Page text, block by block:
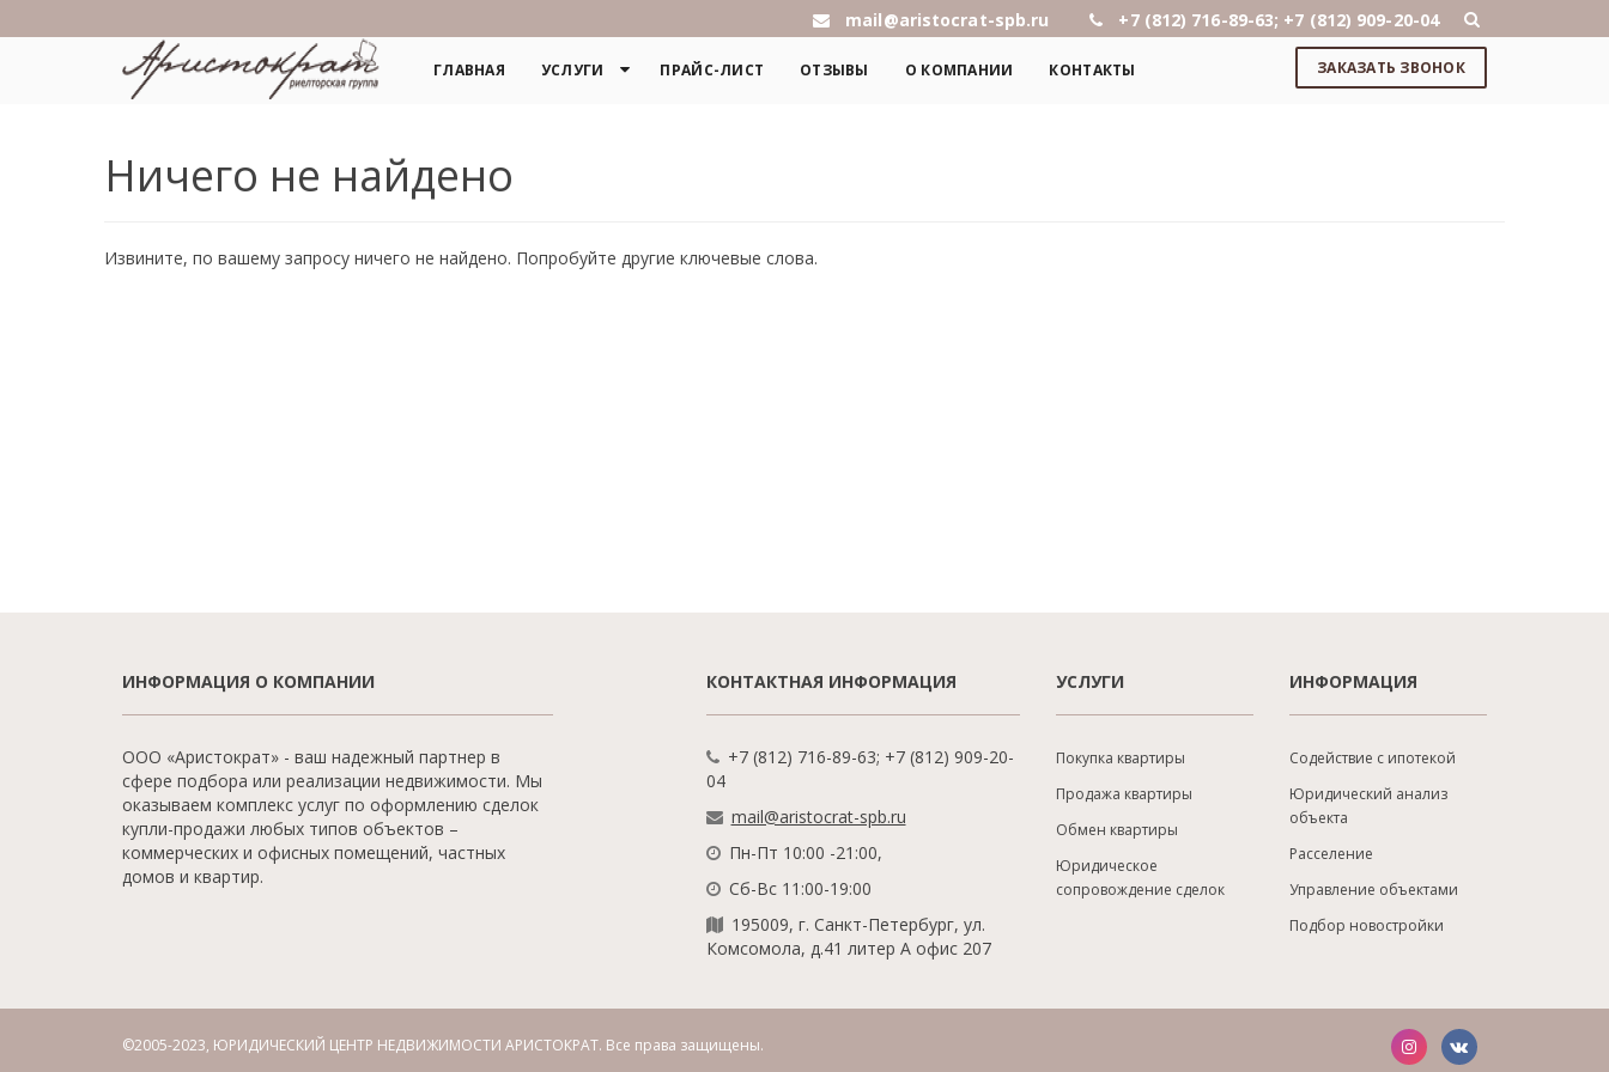
mail@aristocrat-spb.ru +7 (812) 716-89-63; +7 (812) 909-20-04
ГЛАВНАЯ УСЛУГИ ПРАЙС-ЛИСТ ОТЗЫВЫ О КОМПАНИИ КОНТАКТЫ ЗАКАЗАТЬ ЗВОНОК
Ничего не найдено
Извините, по вашему запросу ничего не найдено. Попробуйте другие ключевые слова.
ИНФОРМАЦИЯ О КОМПАНИИ
ООО «Аристократ» - ваш надежный партнер в
сфере подбора или реализации недвижимости. Мы
оказываем комплекс услуг по оформлению сделок
купли-продажи любых типов объектов –
коммерческих и офисных помещений, частных
домов и квартир.
КОНТАКТНАЯ ИНФОРМАЦИЯ
+7 (812) 716-89-63; +7 (812) 909-20-
04
mail@aristocrat-spb.ru
Пн-Пт 10:00 -21:00,
Сб-Вс 11:00-19:00
195009, г. Санкт-Петербург, ул.
Комсомола, д.41 литер А офис 207
УСЛУГИ
Покупка квартиры
Продажа квартиры
Обмен квартиры
Юридическое
сопровождение сделок
ИНФОРМАЦИЯ
Содействие с ипотекой
Юридический анализ
объекта
Расселение
Управление объектами
Подбор новостройки
©2005-2023, ЮРИДИЧЕСКИЙ ЦЕНТР НЕДВИЖИМОСТИ АРИСТОКРАТ. Все права защищены.